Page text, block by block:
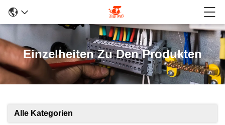
Einzelheiten Zu Den Produkten
Alle Kategorien